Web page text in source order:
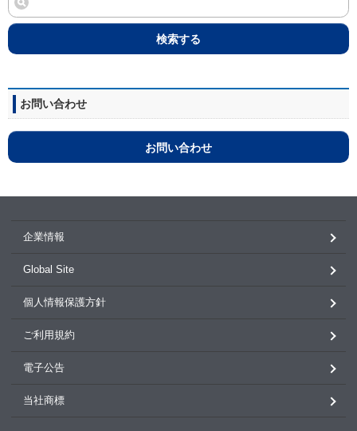
検索する
お問い合わせ
お問い合わせ
企業情報
Global Site
個人情報保護方針
ご利用規約
電子公告
当社商標